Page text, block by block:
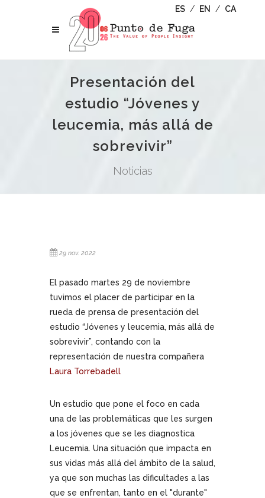
ES / EN / CA
Presentación del
estudio “Jóvenes y
leucemia, más allá de
sobrevivir”
Noticias
29 nov. 2022
El pasado martes 29 de noviembre
tuvimos el placer de participar en la
rueda de prensa de presentación del
estudio “Jóvenes y leucemia, más allá de
sobrevivir”, contando con la
representación de nuestra compañera
Laura Torrebadell
Un estudio que pone el foco en cada
una de las problemáticas que les surgen
a los jóvenes que se les diagnostica
Leucemia. Una situación que impacta en
sus vidas más allá del ámbito de la salud,
ya que son muchas las dificultades a las
que se enfrentan, tanto en el "durante"